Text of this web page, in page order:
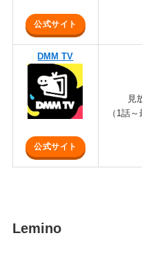
公式サイト
DMM TV
公式サイト
見
（1話～
Lemino